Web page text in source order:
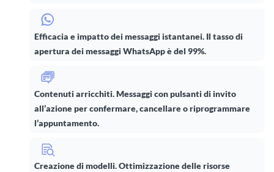
Efficacia e impatto dei messaggi istantanei. Il tasso di
apertura dei messaggi WhatsApp è del 99%.
Contenuti arricchiti.Messaggi con pulsanti di invito
all’azione per confermare, cancellare o riprogrammare
l’appuntamento.
Creazione di modelli.Ottimizzazione delle risorse